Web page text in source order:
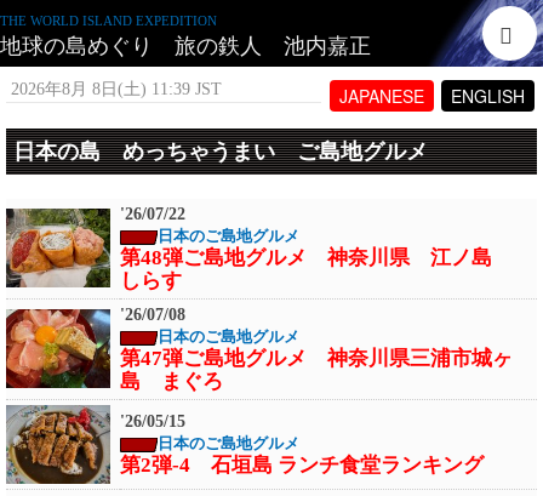
THE WORLD ISLAND EXPEDITION
地球の島めぐり 旅の鉄人 池内嘉正
JAPANESE ENGLISH
2026年8月 8日(土) 11:39 JST
日本の島 めっちゃうまい ご島地グルメ
'26/07/22
日本のご島地グルメ
第48弾ご島地グルメ 神奈川県 江ノ島
しらす
'26/07/08
日本のご島地グルメ
第47弾ご島地グルメ 神奈川県三浦市城ヶ
島 まぐろ
'26/05/15
日本のご島地グルメ
第2弾-4 石垣島 ランチ食堂ランキング